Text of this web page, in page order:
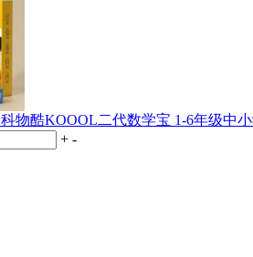
科物酷KOOOL二代数学宝 1-6年级中
+ -